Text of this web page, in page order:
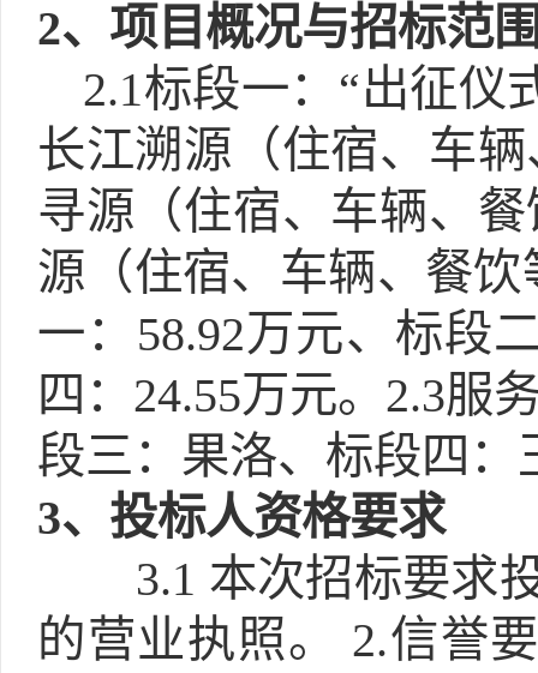
2、项目概况与招标范
2.1标段一：“出征仪
长江溯源（住宿、车
寻源（住宿、车辆、
源（住宿、车辆、餐
一：58.92万元、标段
四：24.55万元。2.3服
段三：果洛、标段四：
3、投标人资格要求
3.1 本次招标要求
的营业执照。 2.信誉